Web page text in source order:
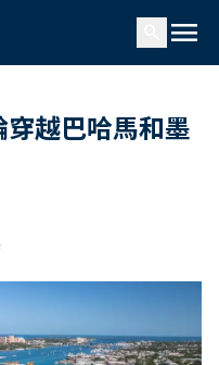
menu
穿越巴哈馬和墨